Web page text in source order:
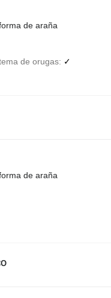
de araña
de orugas ✓
de araña